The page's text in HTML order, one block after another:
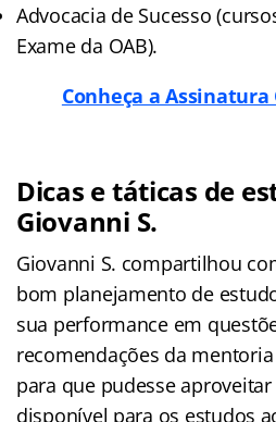
Advocacia de Sucesso
Exame da OAB).
Conheça a Assinatura
Dicas e táticas de
Giovanni S.
Giovanni S. compartilhou
bom planejamento de
sua performance em
recomendações da
para que pudesse
disponível para os estudos